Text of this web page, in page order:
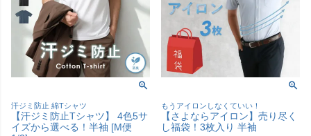
汗ジミ防止 綿Tシャツ
【汗ジミ防止Tシャツ】 4色5サ
イズから選べる！半袖 [M便
もうアイロンしなくていい！
【さよならアイロン】売り尽く
し福袋！3枚入り 半袖